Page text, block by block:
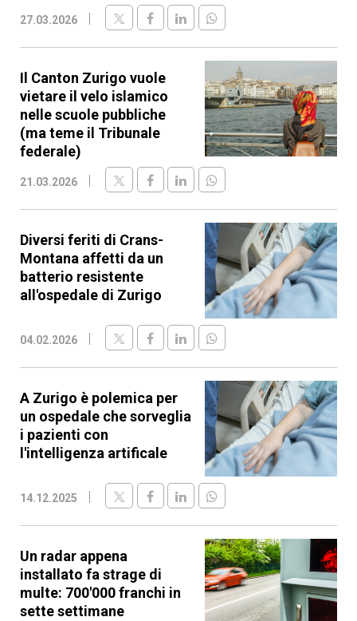
27.03.2026
Il Canton Zurigo vuole
vietare il velo islamico
nelle scuole pubbliche
(ma teme il Tribunale
federale)
21.03.2026
Diversi feriti di Crans-
Montana affetti da un
batterio resistente
all'ospedale di Zurigo
04.02.2026
A Zurigo è polemica per
un ospedale che sorveglia
i pazienti con
l'intelligenza artificale
14.12.2025
Un radar appena
installato fa strage di
multe: 700'000 franchi in
sette settimane